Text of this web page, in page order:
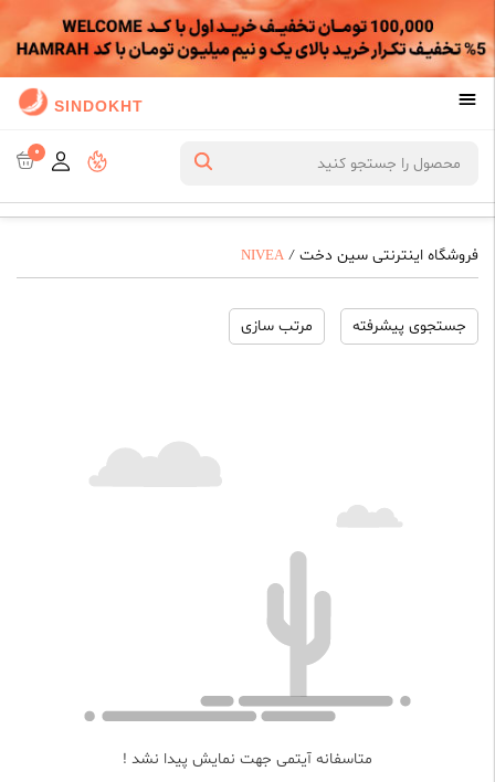
SINDOKHT
0
فروشگاه اینترنتی سین دخت /
NIVEA
جستجوی پیشرفته مرتب سازی
متاسفانه آیتمی جهت نمایش پیدا نشد !